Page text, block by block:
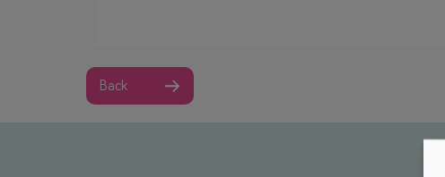
Back